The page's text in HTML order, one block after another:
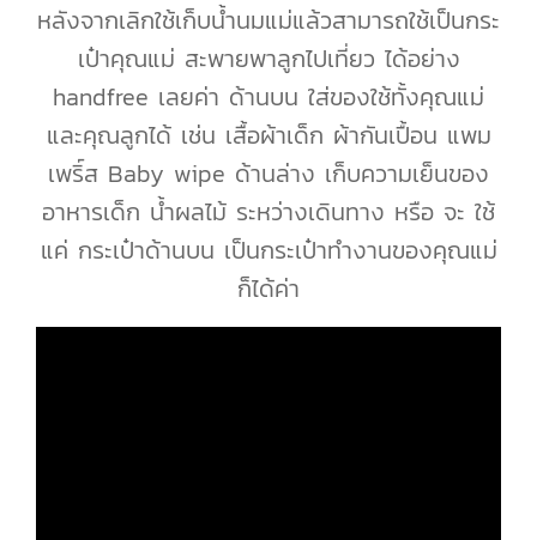
หลังจากเลิกใช้เก็บน้ำนมแม่แล้วสามารถใช้เป็นกระ
เป๋าคุณแม่ สะพายพาลูกไปเที่ยว ได้อย่าง
handfree เลยค่า ด้านบน ใส่ของใช้ทั้งคุณแม่
และคุณลูกได้ เช่น เสื้อผ้าเด็ก ผ้ากันเปื้อน แพม
เพริ์ส Baby wipe ด้านล่าง เก็บความเย็นของ
อาหารเด็ก น้ำผลไม้ ระหว่างเดินทาง หรือ จะ ใช้
แค่ กระเป๋าด้านบน เป็นกระเป๋าทำงานของคุณแม่
ก็ได้ค่า